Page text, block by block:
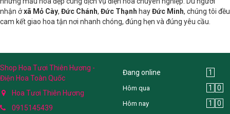
nhận ởxã Mỏ Cày, Đức Chánh, Đức Thạnh hayĐức Minh, chúng tôi đều
cam kết giao hoa tận nơi nhanh chóng, đúng hẹn và đúng yêu cầu.
Shop Hoa Tươi Thiên Hương -
Điện Hoa Toàn Quốc
Hoa Tươi Thiên Hương
0915145439
Đang online 1
Hôm qua 1 0
Hôm nay 1 0